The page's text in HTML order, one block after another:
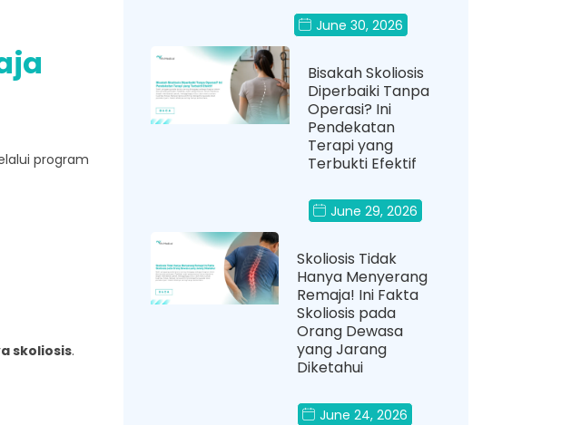
program
skoliosis.
June 30, 2026
Bisakah Skoliosis
Diperbaiki Tanpa
Operasi? Ini
Pendekatan
Terapi yang
Terbukti Efektif
June 29, 2026
Skoliosis Tidak
Hanya Menyerang
Remaja! Ini Fakta
Skoliosis pada
Orang Dewasa
yang Jarang
Diketahui
June 24, 2026